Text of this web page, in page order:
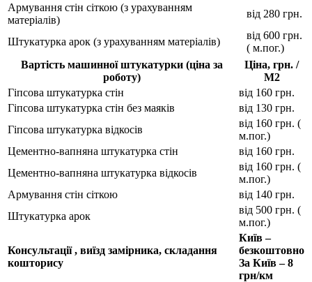
Армування стін сіткою (з урахуванням
матеріалів)
від 280 грн.
Штукатурка арок (з урахуванням матеріалів)
від 600 грн.
( м.пог.)
Вартість машинної штукатурки (ціна за
роботу)
Ціна, грн. /
М2
Гіпсова штукатурка стін
від 160 грн.
Гіпсова штукатурка стін без маяків
від 130 грн.
Гіпсова штукатурка відкосів
від 160 грн. (
м.пог.)
Цементно-вапняна штукатурка стін
від 160 грн.
Цементно-вапняна штукатурка відкосів
від 160 грн. (
м.пог.)
Армування стін сіткою
від 140 грн.
Штукатурка арок
від 500 грн. (
м.пог.)
Консультації , виїзд замірника, складання
кошторису
Київ –
безкоштовно
За Київ – 8
грн/км